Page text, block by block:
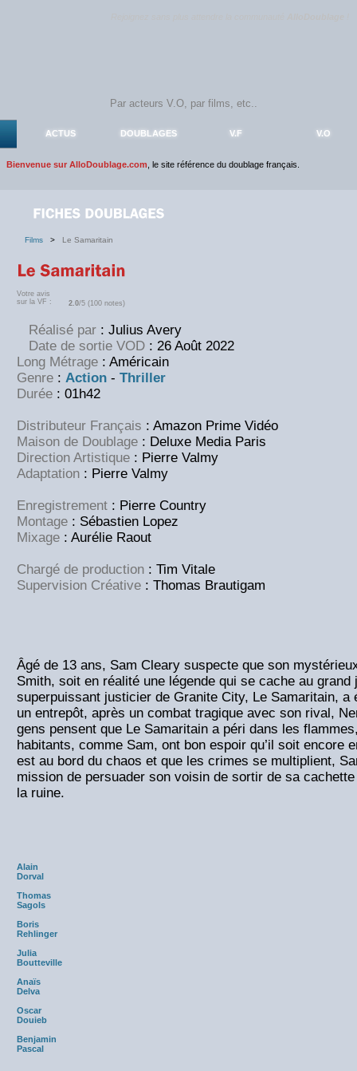
ACTUS DOUBLAGES V.F V.O
Bienvenue sur AlloDoublage.com , le site référence du doublage français.
Films > Le Samaritain
Votre avis
sur la VF :
2.0/5 (100 notes)
Réalisé par : Julius Avery
Date de sortie VOD : 26 Août 2022
Long Métrage : Américain
Genre : Action - Thriller
Durée : 01h42
Distributeur Français : Amazon Prime Vidéo
Maison de Doublage : Deluxe Media Paris
Direction Artistique : Pierre Valmy
Adaptation : Pierre Valmy
Enregistrement : Pierre Country
Montage : Sébastien Lopez
Mixage : Aurélie Raout
Chargé de production : Tim Vitale
Supervision Créative : Thomas Brautigam
Âgé de 13 ans, Sam Cleary suspecte que son
Smith, soit en réalité une légende qui se cache au
superpuissant justicier de Granite City, Le Samaritain, a
un entrepôt, après un combat tragique avec son rival,
gens pensent que Le Samaritain a péri dans les
habitants, comme Sam, ont bon espoir qu’il soit encore
est au bord du chaos et que les crimes se multiplient,
mission de persuader son voisin de sortir de sa
la ruine.
Alain
Dorval
Thomas
Sagols
Boris
Rehlinger
Julia
Boutteville
Anaïs
Delva
Oscar
Douieb
Benjamin
Pascal